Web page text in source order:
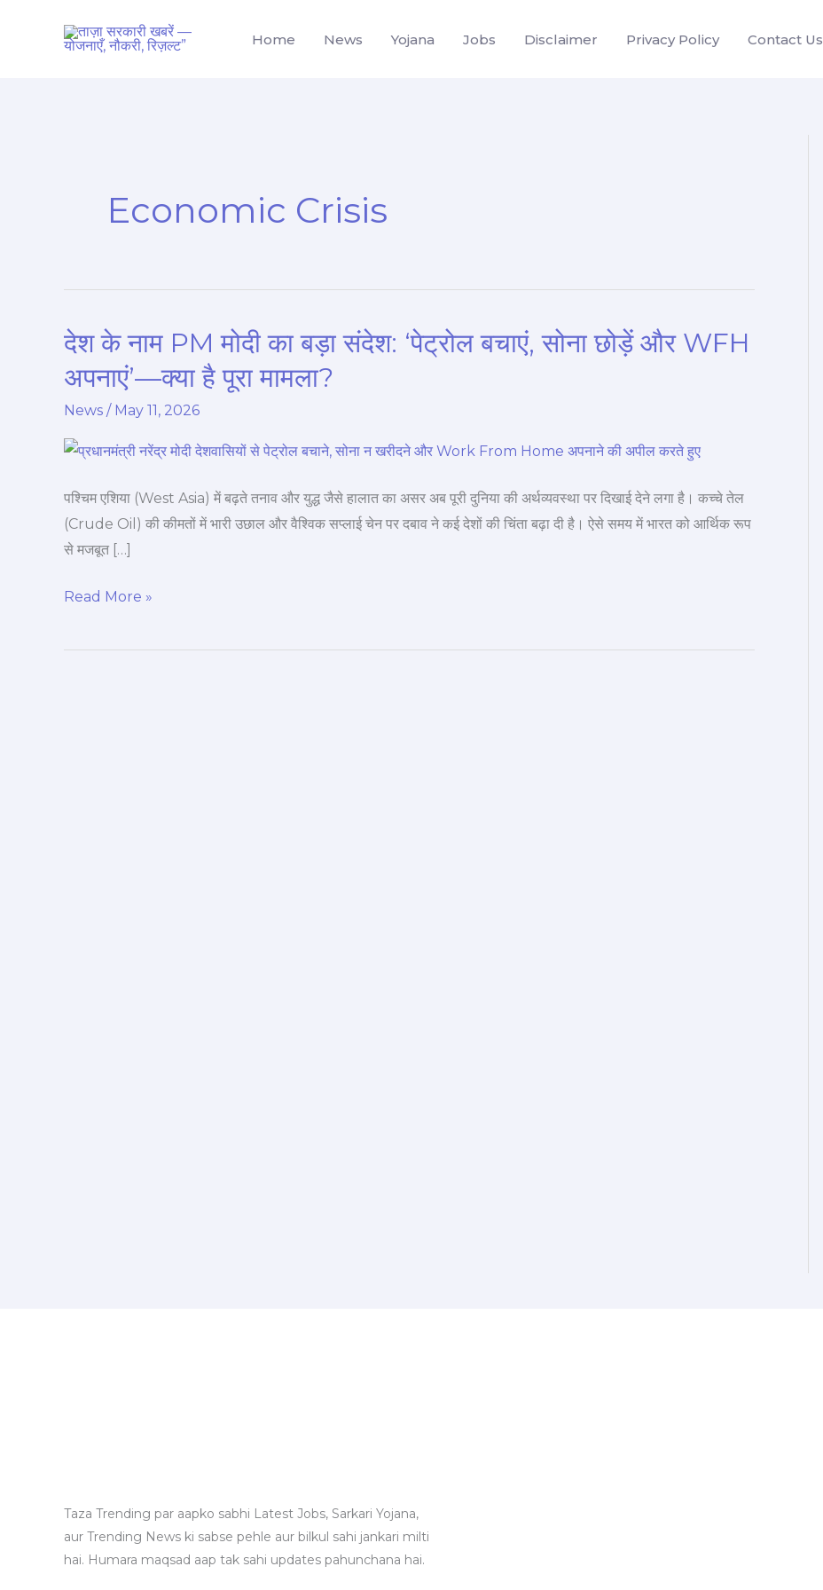
Home News Yojana Jobs Disclaimer Privacy Policy Contact Us
Economic Crisis
देश के नाम PM मोदी का बड़ा संदेश: ‘पेट्रोल बचाएं, सोना छोड़ें और WFH
अपनाएं’—क्या है पूरा मामला?
News / May 11, 2026
पश्चिम एशिया (West Asia) में बढ़ते तनाव और युद्ध जैसे हालात का असर अब पूरी दुनिया की अर्थव्यवस्था पर दिखाई देने लगा है। कच्चे तेल
(Crude Oil) की कीमतों में भारी उछाल और वैश्विक सप्लाई चेन पर दबाव ने कई देशों की चिंता बढ़ा दी है। ऐसे समय में भारत को आर्थिक रूप
से मजबूत […]
देश
नाम
PM
मोदी
बड़ा
संदेश:
‘पेट्रोल
सोना
और
Read More »
Taza Trending par aapko sabhi Latest Jobs, Sarkari Yojana,
aur Trending News ki sabse pehle aur bilkul sahi jankari milti
hai. Humara maqsad aap tak sahi updates pahunchana hai.